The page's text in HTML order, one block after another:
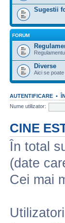
Sugestii
FORUM
Diverse
Aici se
AUTENTIFICARE •
Nume utilizator:
CINE
În total
(date
Cei mai